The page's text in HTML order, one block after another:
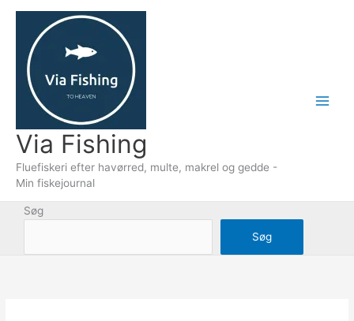
indholdet
Via Fishing
Fluefiskeri efter havørred, multe, makrel og gedde -
Min fiskejournal
Søg
Søg